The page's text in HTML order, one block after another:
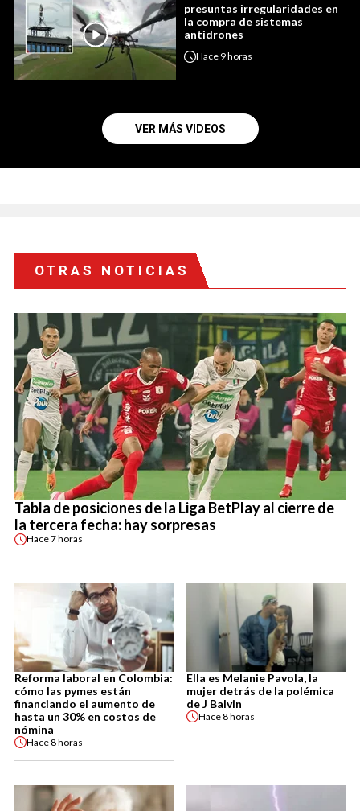
presuntas irregularidades en
la compra de sistemas
antidrones
Hace 9 horas
VER MÁS VIDEOS
OTRAS NOTICIAS
Tabla de posiciones de la Liga BetPlay al cierre de
la tercera fecha: hay sorpresas
Hace7 horas
Reforma laboral en Colombia:
cómo las pymes están
financiando el aumento de
hasta un 30% en costos de
nómina
Hace8 horas
Ella es Melanie Pavola, la
mujer detrás de la polémica
de J Balvin
Hace8 horas